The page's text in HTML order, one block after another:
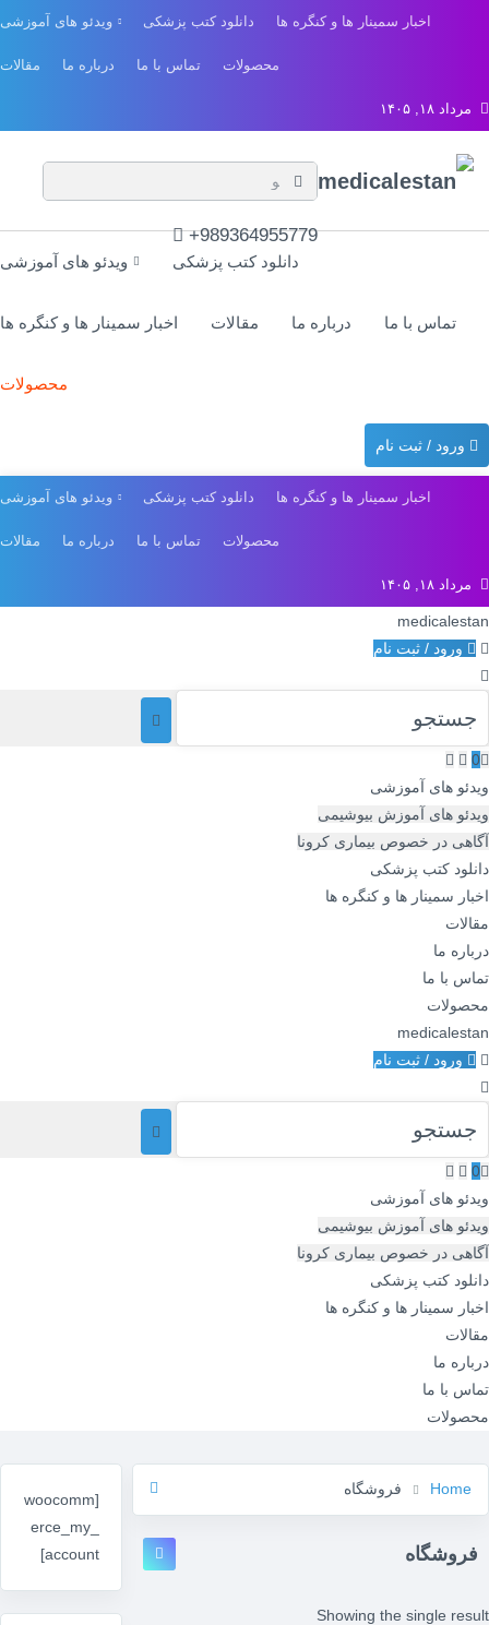
ویدئو های آموزشی دانلود کتب پزشکی اخبار سمینار ها و کنگره ها
مقالات درباره ما تماس با ما محصولات
مرداد ۱۸, ۱۴۰۵
989364955779+
ویدئو های آموزشی دانلود کتب پزشکی
اخبار سمینار ها و کنگره ها مقالات درباره ما تماس با ما
محصولات
ورود / ثبت نام
ویدئو های آموزشی دانلود کتب پزشکی اخبار سمینار ها و کنگره ها
مقالات درباره ما تماس با ما محصولات
مرداد ۱۸, ۱۴۰۵
medicalestan
ورود / ثبت نام
0
ویدئو های آموزشی
ویدئو های آموزش بیوشیمی
آگاهی در خصوص بیماری کرونا
دانلود کتب پزشکی
اخبار سمینار ها و کنگره ها
مقالات
درباره ما
تماس با ما
محصولات
medicalestan
ورود / ثبت نام
0
ویدئو های آموزشی
ویدئو های آموزش بیوشیمی
آگاهی در خصوص بیماری کرونا
دانلود کتب پزشکی
اخبار سمینار ها و کنگره ها
مقالات
درباره ما
تماس با ما
محصولات
Home فروشگاه
فروشگاه
Showing the single result
[woocomm
erce_my_
account]